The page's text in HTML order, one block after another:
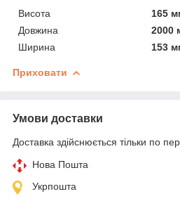
Висота
165
Довжина
2000
Ширина
153
Приховати
Умови доставки
Доставка здійснюється тільки по
Нова Пошта
Укрпошта